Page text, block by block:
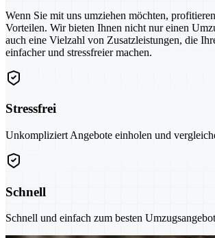
Wenn Sie mit uns umziehen möchten,
Vorteilen. Wir bieten Ihnen nicht nur einen
auch eine Vielzahl von Zusatzleistungen, die
einfacher und stressfreier machen.
Stressfrei
Unkompliziert Angebote einholen und
Schnell
Schnell und einfach zum besten Umzugsangebot